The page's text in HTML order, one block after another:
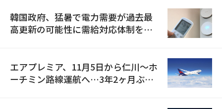
韓国政府、猛暑で電力需要が過去最
高更新の可能性に需給対応体制を点
エアプレミア、11月5日から仁川〜ホ
ーチミン路線運航へ…3年2ヶ月ぶり